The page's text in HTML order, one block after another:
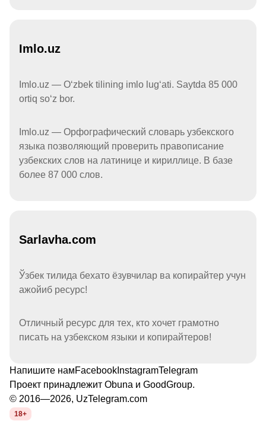
Imlo.uz
Imlo.uz — Oʻzbek tilining imlo lugʻati. Saytda 85 000
ortiq soʻz bor.
Imlo.uz — Орфографический словарь узбекского
языка позволяющий проверить правописание
узбекских слов на латинице и кириллице. В базе
более 87 000 слов.
Sarlavha.com
Ўзбек тилида бехато ёзувчилар ва копирайтер учун
ажойиб ресурс!
Отличный ресурс для тех, кто хочет грамотно
писать на узбекском языки и копирайтеров!
Напишите намFacebook InstagramTelegram
Проект принадлежит Obuna и GoodGroup.
© 2016—2026, UzTelegram.com
18+